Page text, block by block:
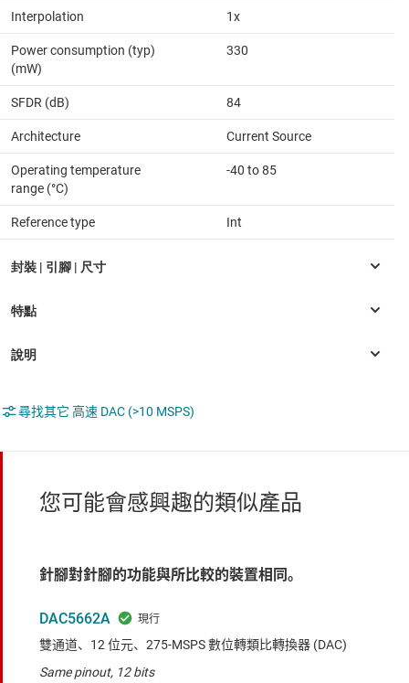
Interpolation 1x
Power consumption (typ)
(mW)
330
SFDR (dB) 84
Architecture Current Source
Operating temperature
range (°C)
-40 to 85
Reference type Int
尋找其它 高速 DAC (>10 MSPS)
您可能會感興趣的類似產品
針腳對針腳的功能與所比較的裝置相同。
DAC5662A
雙通道、12 位元、275-MSPS 數位轉類比轉換器 (DAC)
Same pinout, 12 bits